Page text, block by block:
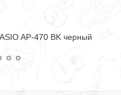
AP-470 BK черный